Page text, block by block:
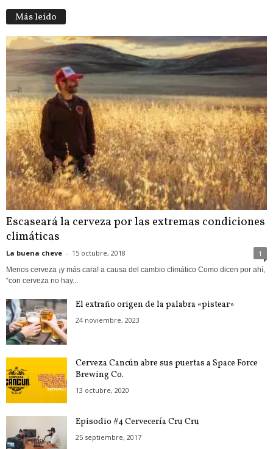
Más leído
Escaseará la cerveza por las extremas condiciones
climáticas
La buena cheve - 15 octubre, 2018 1
Menos cerveza ¡y más cara! a causa del cambio climático Como dicen por ahí,
“con cerveza no hay...
El extraño origen de la palabra «pistear»
24 noviembre, 2023
Cerveza Cancún abre sus puertas a Space Force
Brewing Co.
13 octubre, 2020
Episodio #4 Cervecería Cru Cru
25 septiembre, 2017